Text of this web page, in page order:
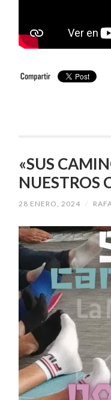
«SUS
NUESTROS
28 ENERO, 2024 /